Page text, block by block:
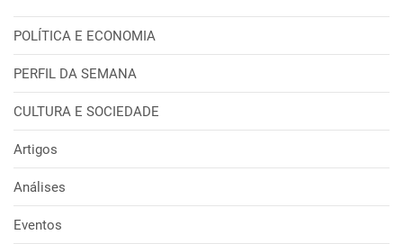
POLÍTICA E ECONOMIA
PERFIL DA SEMANA
CULTURA E SOCIEDADE
Artigos
Análises
Eventos